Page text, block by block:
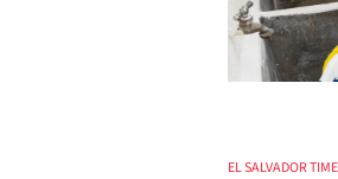
EL SALVADOR